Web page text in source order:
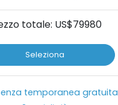
totale: US$79980
Seleziona
temporanea gratuita